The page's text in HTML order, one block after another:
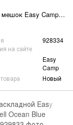
Спальный мешок Easy Camp Nebula XL/0°C Black Left (240158)
на сайте
928334
Easy
Camp
Новый